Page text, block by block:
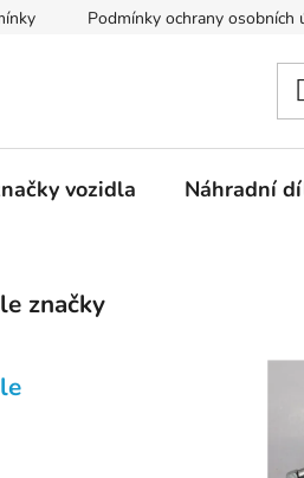
Podmínky ochrany osobních
vozidla Náhradní
značky